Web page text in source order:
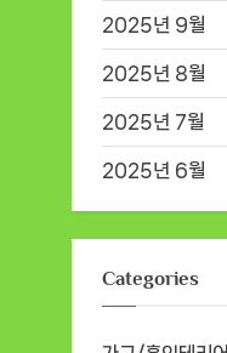
2025년 9월
2025년 8월
2025년 7월
2025년 6월
Categories